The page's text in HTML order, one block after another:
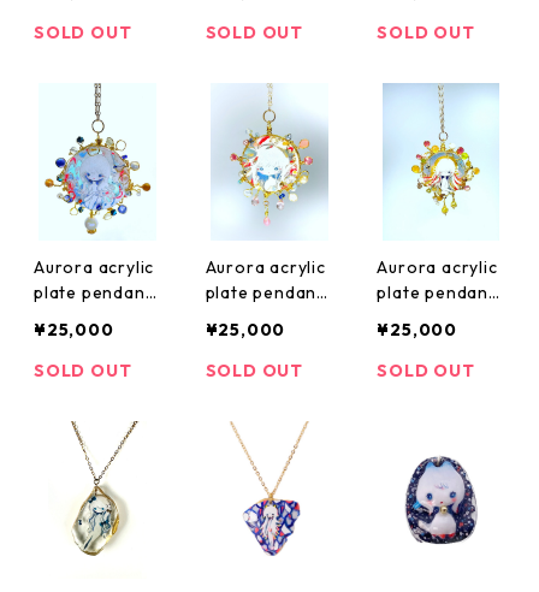
SOLD OUT
SOLD OUT
SOLD OUT
Aurora acrylic
plate pendant
¥25,000
SOLD OUT
Aurora acrylic
plate pendant
¥25,000
SOLD OUT
Aurora acrylic
plate pendant
¥25,000
SOLD OUT